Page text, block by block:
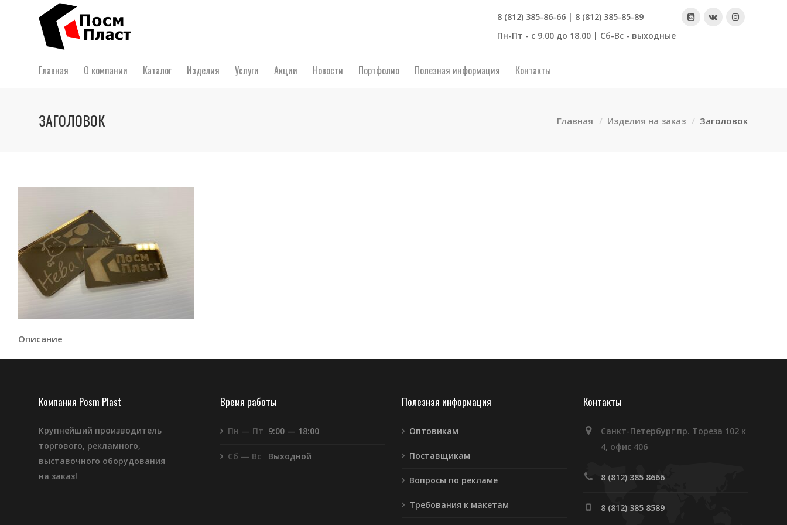
8 (812) 385-86-66 | 8 (812) 385-85-89
Пн-Пт - с 9.00 до 18.00 | Сб-Вс - выходные
Главная О компании Каталог Изделия Услуги Акции Новости Портфолио Полезная информация Контакты
ЗАГОЛОВОК Главная Изделия на заказ Заголовок
Описание
Компания Posm Plast
Крупнейший производитель
торгового, рекламного,
выставочного оборудования
на заказ!
Время работы
Пн — Пт 9:00 — 18:00
Сб — Вс Выходной
Полезная информация
Оптовикам
Поставщикам
Вопросы по рекламе
Требования к макетам
Контакты
Санкт-Петербург пр. Тореза 102 к
4, офис 406
8 (812) 385 8666
8 (812) 385 8589